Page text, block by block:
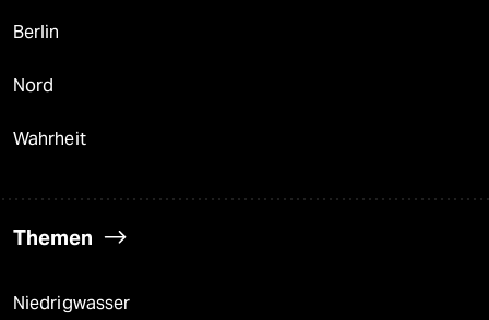
Berlin
Nord
Wahrheit
Themen
Niedrigwasser